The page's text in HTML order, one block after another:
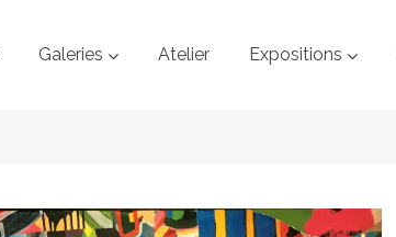
Galeries Atelier Expositions